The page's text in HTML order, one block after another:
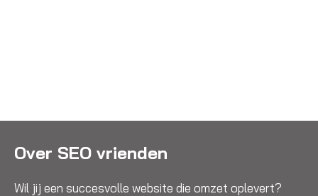
Over SEO vrienden
Wil jij een succesvolle website die omzet oplevert?